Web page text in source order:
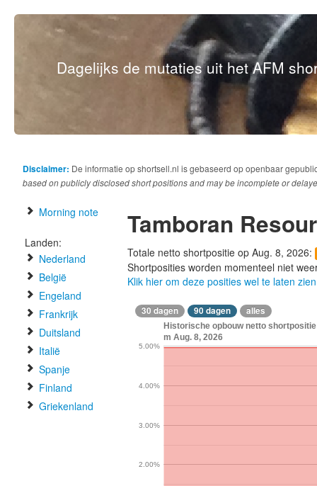
Dagelijks de mutaties uit het AFM
Disclaimer: De informatie op shortsell.nl is gebaseerd op openbaar
based on publicly disclosed short positions and may be incomplete or
Morning note
Landen:
Nederland
België
Engeland
Frankrijk
Duitsland
Italië
Spanje
Finland
Griekenland
Tamboran
Totale netto shortpositie op Aug. 8, 2026:
Shortposities worden momenteel niet
Klik hier om deze posities wel te laten zien
30 dagen 90 dagen alles
Historische opbouw netto
m Aug. 8, 2026
2.00%
3.00%
4.00%
5.00%